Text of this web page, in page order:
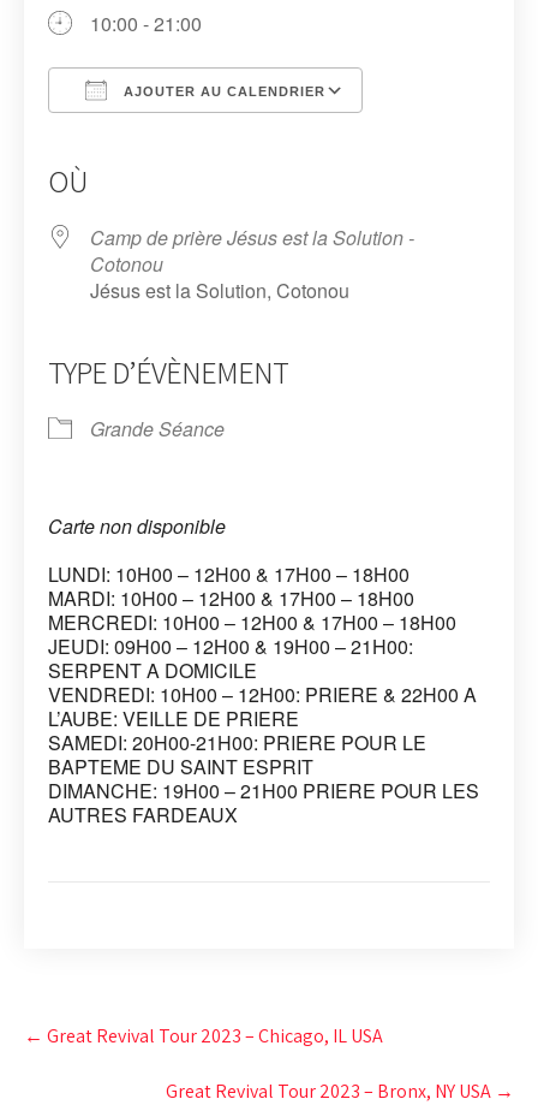
10:00 - 21:00
AJOUTER AU CALENDRIER
OÙ
Camp de prière Jésus est la Solution -
Cotonou
Jésus est la Solution, Cotonou
TYPE D’ÉVÈNEMENT
Grande Séance
Carte non disponible
LUNDI: 10H00 – 12H00 & 17H00 – 18H00
MARDI: 10H00 – 12H00 & 17H00 – 18H00
MERCREDI: 10H00 – 12H00 & 17H00 – 18H00
JEUDI: 09H00 – 12H00 & 19H00 – 21H00:
SERPENT A DOMICILE
VENDREDI: 10H00 – 12H00: PRIERE & 22H00 A
L’AUBE: VEILLE DE PRIERE
SAMEDI: 20H00-21H00: PRIERE POUR LE
BAPTEME DU SAINT ESPRIT
DIMANCHE: 19H00 – 21H00 PRIERE POUR LES
AUTRES FARDEAUX
Post
navigation
← Great Revival Tour 2023 – Chicago, IL USA
Great Revival Tour 2023 – Bronx, NY USA →